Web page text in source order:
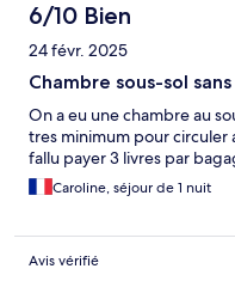
6/10 Bien
24 févr. 2025
Chambre sous-sol
On a eu une chambre au
tres minimum pour circuler
fallu payer 3 livres par
Caroline, séjour de 1 nuit
Avis vérifié